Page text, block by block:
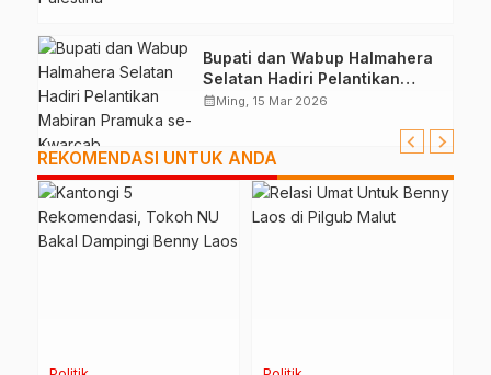
Bupati dan Wabup Halmahera
Selatan Hadiri Pelantikan
Mabiran Pramuka se-Kwarcab
calendar_monthMing, 15 Mar 2026
REKOMENDASI UNTUK ANDA